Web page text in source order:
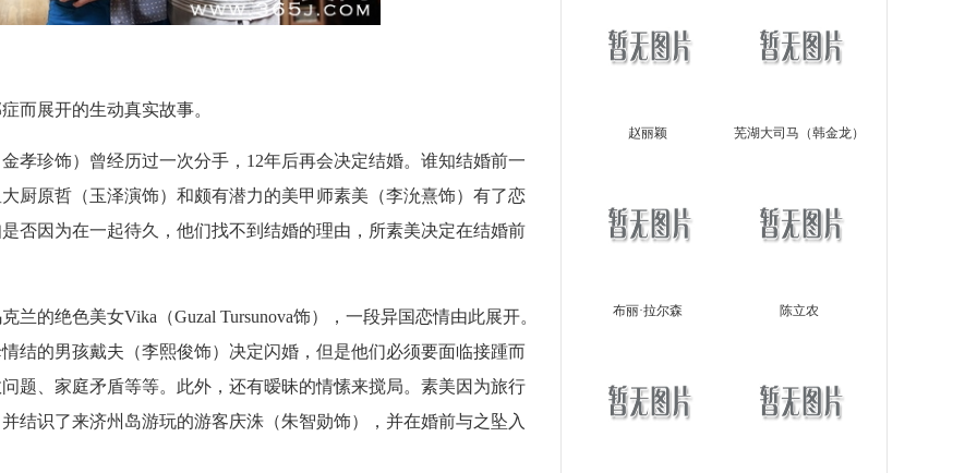
而展开的生动真实故事。
孝珍饰）曾经历过一次分手，12年后再会决定结婚。谁知结婚前一
厨原哲（玉泽演饰）和颇有潜力的美甲师素美（李沇熹饰）有了恋
否因为在一起待久，他们找不到结婚的理由，所素美决定在结婚前
的绝色美女Vika（Guzal Tursunova饰），一段异国恋情由此展开。
结的男孩戴夫（李熙俊饰）决定闪婚，但是他们必须要面临接踵而
题、家庭矛盾等等。此外，还有暧昧的情愫来搅局。素美因为旅行
结识了来济州岛游玩的游客庆洙（朱智勋饰），并在婚前与之坠入
赵丽颖 芜湖大司马（韩金龙）
布丽·拉尔森 陈立农